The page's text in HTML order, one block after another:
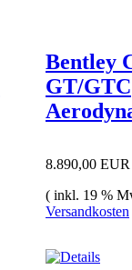
Bentley
GT/GTC
8.890,00 EUR
( inkl. 19 %
Versandkosten